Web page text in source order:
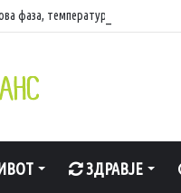
фаза, температури до 40 степени
ЗДРАВЈЕ